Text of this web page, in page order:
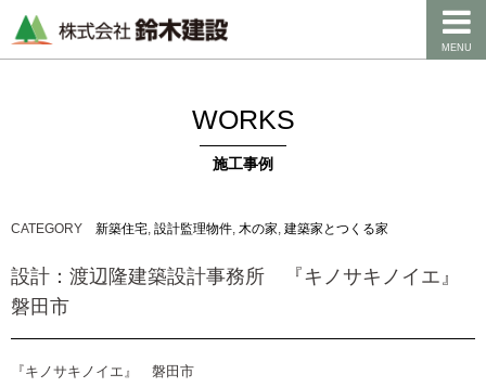
MENU
WORKS
施工事例
CATEGORY 新築住宅, 設計監理物件, 木の家, 建築家とつくる家
設計：渡辺隆建築設計事務所 『キノサキノイエ』
磐田市
『キノサキノイエ』 磐田市